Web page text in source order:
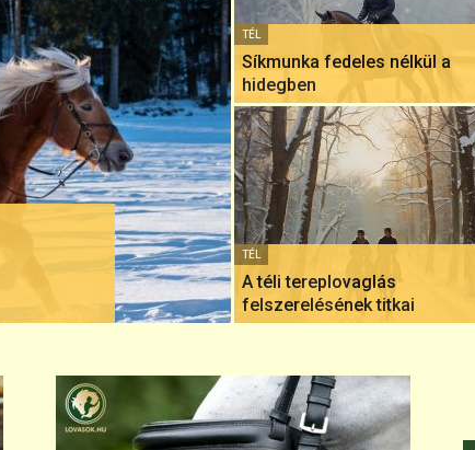
TÉL
Síkmunka fedeles nélkül a
hidegben
TÉL
A téli tereplovaglás
felszerelésének titkai